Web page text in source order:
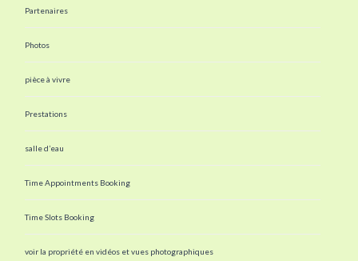
Partenaires
Photos
pièce à vivre
Prestations
salle d’eau
Time Appointments Booking
Time Slots Booking
voir la propriété en vidéos et vues photographiques